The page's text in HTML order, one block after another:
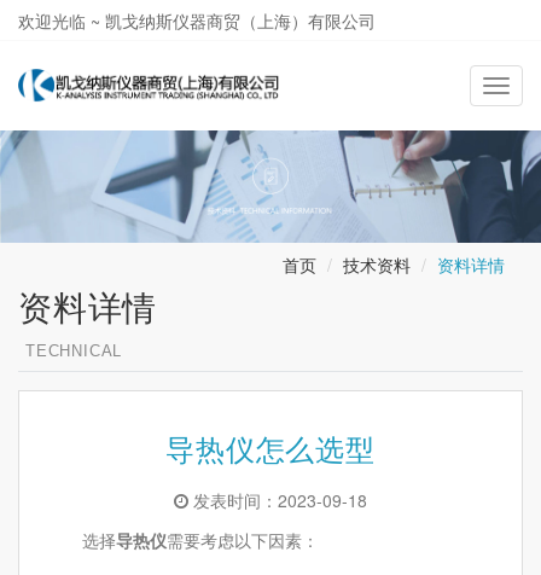
欢迎光临 ~ 凯戈纳斯仪器商贸（上海）有限公司
导
航
切
换
首页 技术资料 资料详情
资料详情
TECHNICAL
导热仪怎么选型
发表时间：2023-09-18
选择导热仪需要考虑以下因素：